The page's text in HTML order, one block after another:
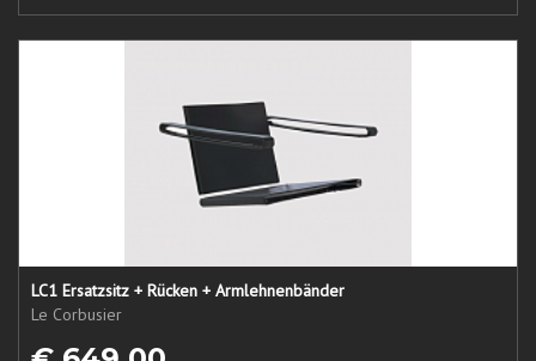
LC1 Ersatzsitz + Rücken + Armlehnenbänder
Le Corbusier